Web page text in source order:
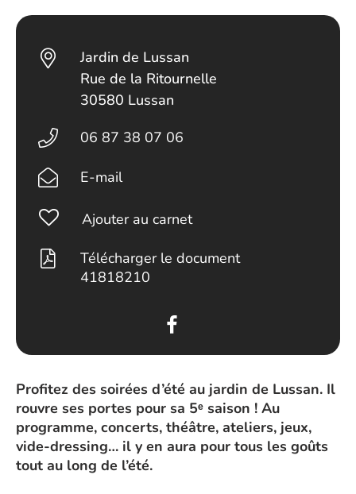
Profitez des soirées d’été au jardin de Lussan. Il
rouvre ses portes pour sa 5ᵉ saison ! Au
programme, concerts, théâtre, ateliers, jeux,
vide-dressing… il y en aura pour tous les goûts
tout au long de l’été.
Jardin de Lussan
Rue de la Ritournelle
30580 Lussan
06 87 38 07 06
E-mail
Ajouter au carnet
Télécharger le document
41818210